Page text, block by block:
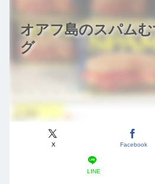
オアフ島のスパム
グ
X Facebook
LINE